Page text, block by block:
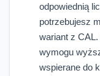
odpowiednią
potrzebujesz
wariant z
wymogu
wspierane do